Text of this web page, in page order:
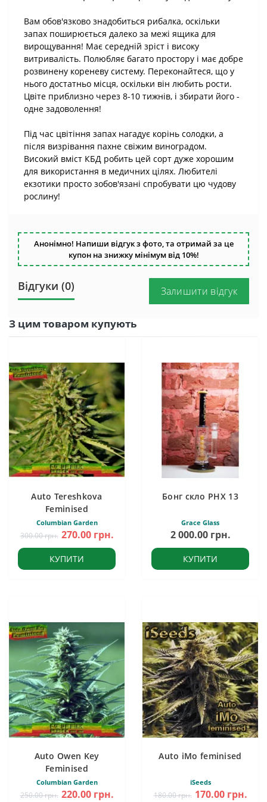
Вам обов'язково знадобиться рибалка, оскільки
запах поширюється далеко за межі ящика для
вирощування! Має середній зріст і високу
витривалість. Полюбляє багато простору і має добре
розвинену кореневу систему. Переконайтеся, що у
нього достатньо місця, оскільки він любить рости.
Цвіте приблизно через 8-10 тижнів, і збирати його -
одне задоволення!
Під час цвітіння запах нагадує корінь солодки, а
після визрівання пахне свіжим виноградом.
Високий вміст КБД робить цей сорт дуже хорошим
для використання в медичних цілях. Любителі
екзотики просто зобов'язані спробувати цю чудову
рослину!
Анонімно! Напиши відгук з фото, та отримай за це
купон на знижку мінімум від 10%!
Відгуки (0) Залишити відгук
З цим товаром купують
Auto Tereshkova
Feminised
Columbian Garden
300.00 грн. 270.00 грн.
КУПИТИ
Бонг скло PHX 13
Grace Glass
2 000.00 грн.
КУПИТИ
Auto Owen Key
Feminised
Columbian Garden
250.00 грн. 220.00 грн.
Auto iMo feminised
iSeeds
180.00 грн. 170.00 грн.